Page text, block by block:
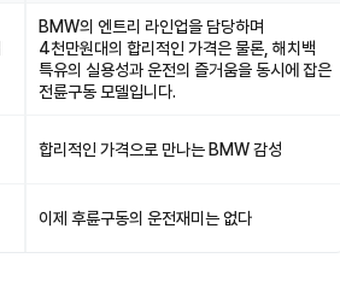
BMW의 엔트리 라인업을 담당하며
4천만원대의 합리적인 가격은 물론, 해치백
특유의 실용성과 운전의 즐거움을 동시에 잡은
전륜구동 모델입니다.
합리적인 가격으로 만나는 BMW 감성
이제 후륜구동의 운전재미는 없다